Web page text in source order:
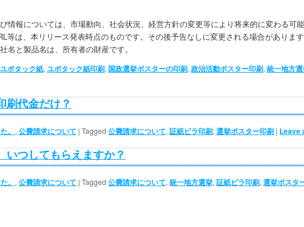
情報については、​​市場動向、社会状況、経営方針の変更等により将来的に変わる可
等は、​本リリース発表時点のものです。その後予告なしに変更される場合がありま
名と製品名は、所有者の財産です。
ユポタック紙, ユポタック紙印刷, 国政選挙ポスターの印刷, 政治活動ポスター印刷, 統一地方
刷代金だけ？
。 , 公費請求について | Tagged 公費請求について, 証紙ビラ印刷, 選挙ポスター印刷 | Leave
いつしてもらえますか？
。 , 公費請求について | Tagged 公費請求について, 統一地方選挙, 証紙ビラ印刷, 選挙ポスタ